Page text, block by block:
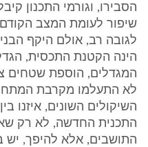
הסבירו, וגורמי התכנון
שיפור לעומת המצב
לגובה רב, אולם היקף
הינה הקטנת התכסית,
המגדלים, הוספת שטחים
לא התעלמו מקרבת
השיקולים השונים, איזנו
התכנית החדשה, לא רק
התושבים, אלא להיפך, יש